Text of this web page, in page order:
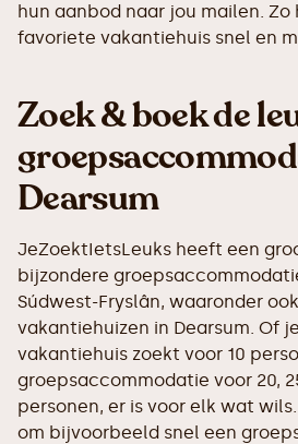
hun aanbod naar jou mailen.
favoriete vakantiehuis snel en
Zoek & boek de
Dearsum
JeZoektIetsLeuks heeft een
bijzondere
Súdwest-Fryslân, waaronder
vakantiehuizen in Dearsum. Of
vakantiehuis zoekt voor 10
groepsaccommodatie voor 20,
personen, er is voor elk wat
om bijvoorbeeld snel een